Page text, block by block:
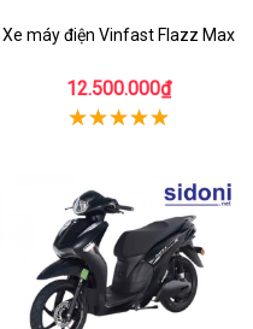
Xe máy điện Vinfast Flazz Max
12.500.000₫